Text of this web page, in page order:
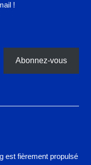
!
Abonnez-vous
est fièrement propulsé